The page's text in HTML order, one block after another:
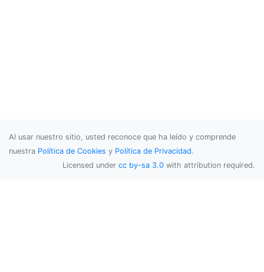
Al usar nuestro sitio, usted reconoce que ha leído y comprende
nuestra Política de Cookies y Política de Privacidad.
Licensed under cc by-sa 3.0 with attribution required.